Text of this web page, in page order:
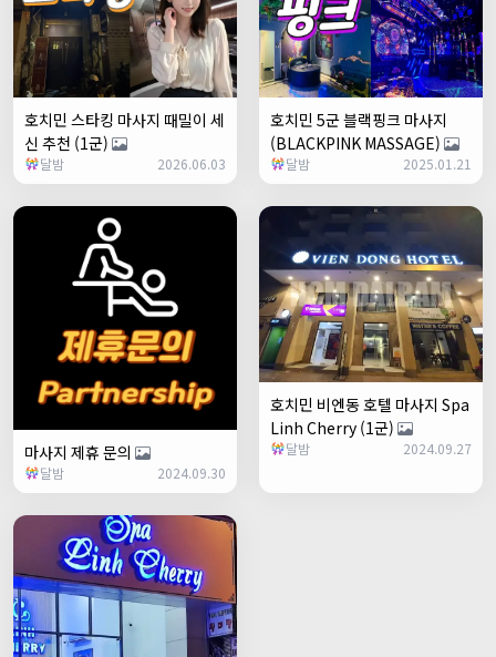
호치민 스타킹 마사지 때밀이 세
신 추천 (1군)
달밤 2026.06.03
호치민 5군 블랙핑크 마사지
(BLACKPINK MASSAGE)
달밤 2025.01.21
마사지 제휴 문의
달밤 2024.09.30
호치민 비엔동 호텔 마사지 Spa
Linh Cherry (1군)
달밤 2024.09.27